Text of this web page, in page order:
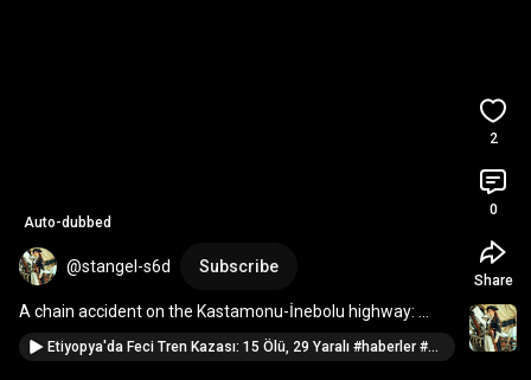
Auto-dubbed
@stangel-s6d Subscribe
A chain accident on the Kastamonu-İnebolu highway:
Tofaş turns into scrap metal! #news#trafficac...
Etiyopya'da Feci Tren Kazası: 15 Ölü, 29 Yaralı #haberler #sondakika
2
0
Share